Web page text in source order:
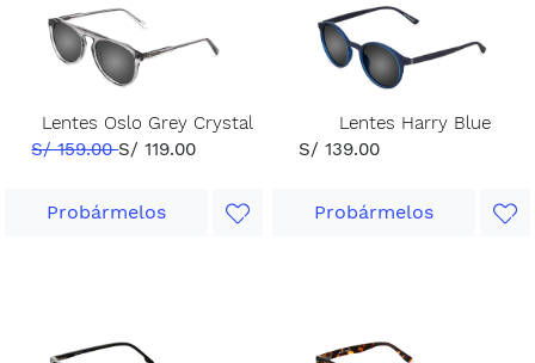
Lentes Oslo Grey Crystal
S/ 159.00S/ 119.00
Probármelos
Lentes Harry Blue
S/ 139.00
Probármelos